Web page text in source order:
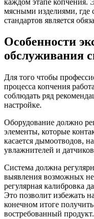
мясными изделиями, где
стандартов является
Особенности
обслуживания
Для того чтобы
процесса копчения
соблюдать ряд
настройке.
Оборудование должно
элементы, которые
касается дымоотводов,
увлажнителей и
Система должна
выявления возможных
регулярная калибровка
Это позволит избежать
конечном итоге
востребованный продукт.